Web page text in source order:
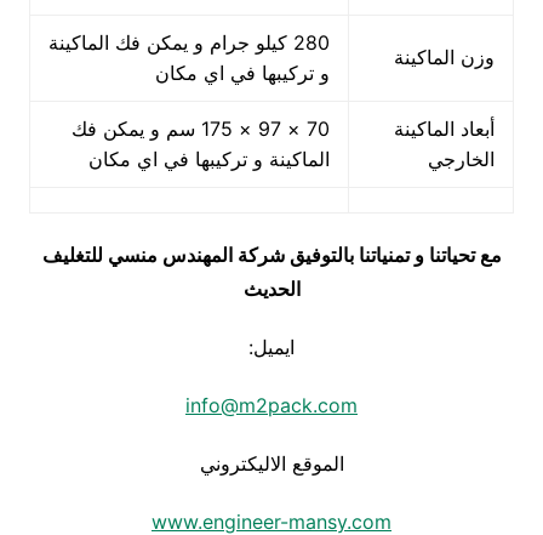
وزن الماكينة
280 كيلو جرام و يمكن فك الماكينة
و تركيبها في اي مكان
أبعاد الماكينة
الخارجي
70 × 97 × 175 سم و يمكن فك
الماكينة و تركيبها في اي مكان
مع تحياتنا و تمنياتنا بالتوفيق شركة المهندس منسي للتغليف
الحديث
ايميل:
info@m2pack.com
الموقع الاليكتروني
www.engineer-mansy.com